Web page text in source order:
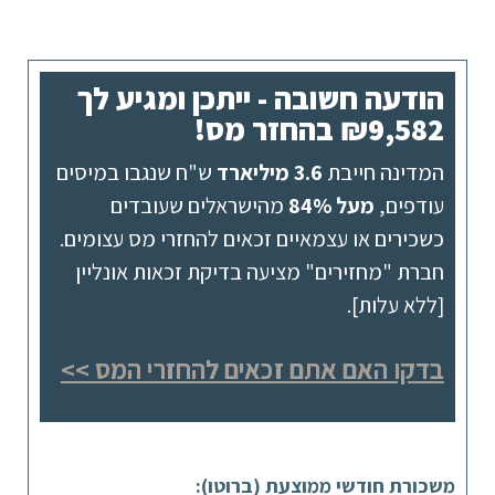
הודעה חשובה - ייתכן ומגיע לך
₪9,582 בהחזר מס!
המדינה חייבת 3.6 מיליארד
ש"ח שנגבו במיסים
עודפים, מעל 84%
מהישראלים שעובדים
כשכירים או עצמאיים זכאים להחזרי מס עצומים.
חברת "מחזירים" מציעה בדיקת זכאות אונליין
[ללא עלות].
בדקו האם אתם זכאים להחזרי המס >>
משכורת חודשי ממוצעת (ברוטו):